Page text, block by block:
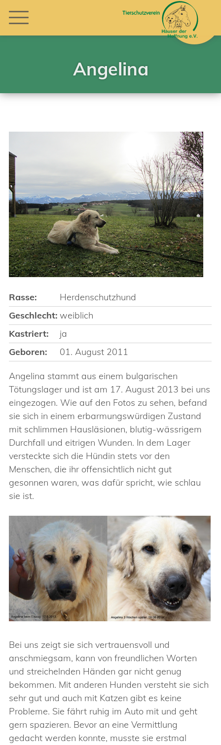
Angelina
Rasse:
Herdenschutzhund
Geschlecht: weiblich
Kastriert:
ja
Geboren:
01. August 2011
Angelina stammt aus einem bulgarischen
Tötungslager und ist am 17. August 2013 bei uns
eingezogen. Wie auf den Fotos zu sehen, befand
sie sich in einem erbarmungswürdigen Zustand
mit schlimmen Hausläsionen, blutig-wässrigem
Durchfall und eitrigen Wunden. In dem Lager
versteckte sich die Hündin stets vor den
Menschen, die ihr offensichtlich nicht gut
gesonnen waren, was dafür spricht, wie schlau
sie ist.
Bei uns zeigt sie sich vertrauensvoll und
anschmiegsam, kann von freundlichen Worten
und streichelnden Händen gar nicht genug
bekommen. Mit anderen Hunden versteht sie sich
sehr gut und auch mit Katzen gibt es keine
Probleme. Sie fährt ruhig im Auto mit und geht
gern spazieren. Bevor an eine Vermittlung
gedacht werden konnte, musste sie erstmal